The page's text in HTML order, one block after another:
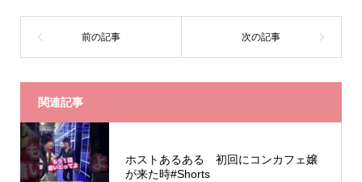
関連記事
ホストあるある 初回にコンカフェ嬢
が来た時#Shorts